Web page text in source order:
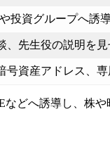
投資グループへ誘
、先生役の説明を見
号資産アドレス、
どへ誘導し、株